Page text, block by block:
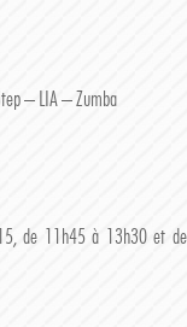
– LIA – Zumba
de 11h45 à 13h30 et de